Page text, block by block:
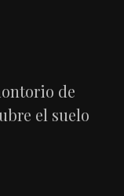
de
el suelo